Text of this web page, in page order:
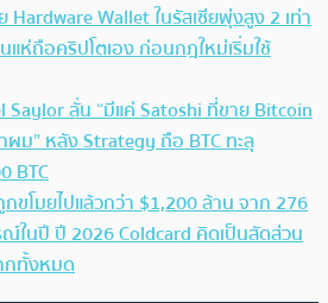
Hardware Wallet ในรัสเซียพุ่งสูง 2 เท่า
ห่ถือคริปโตเอง ก่อนกฎใหม่เริ่มใช้
Saylor ลั่น “มีแค่ Satoshi ที่ขาย Bitcoin
ม” หลัง Strategy ถือ BTC ทะลุ
BTC
ขโมยไปแล้วกว่า $1,200 ล้าน จาก 276
ในปี ปี 2026 Coldcard คิดเป็นสัดส่วน
กทั้งหมด